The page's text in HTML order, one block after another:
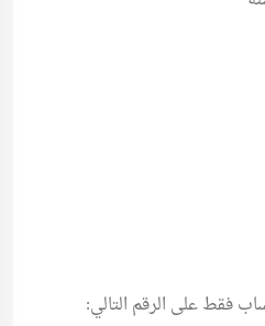
فقط على الرقم التالي: